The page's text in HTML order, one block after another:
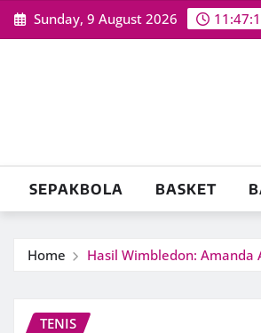
Skip
to
Sunday, 9 August 2026
SEPAKBOLA BASKET
Home Hasil Wimbledon: Amanda
TENIS